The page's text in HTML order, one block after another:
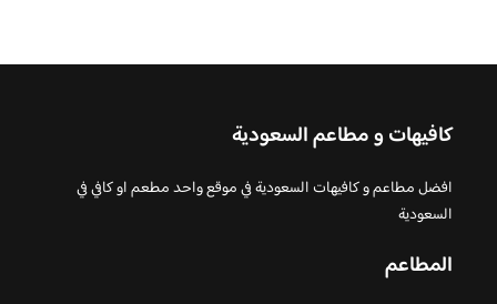
كافيهات و مطاعم السعودية
افضل مطاعم و كافيهات السعودية في موقع واحد مطعم او كافي في
السعودية
المطاعم